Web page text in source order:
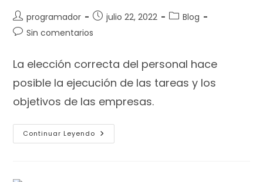
programador julio 22, 2022
Blog
Sin comentarios
La elección correcta del personal hace
posible la ejecución de las tareas y los
objetivos de las empresas.
Continuar Leyendo